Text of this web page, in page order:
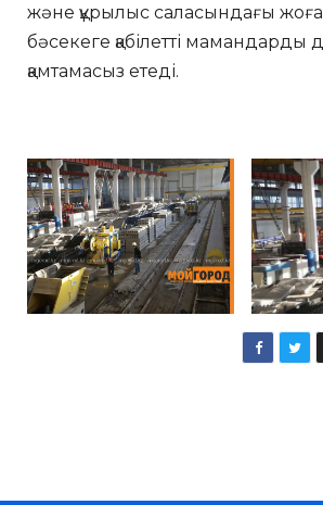
және құрылыс саласындағы
бәсекеге қабілетті мамандарды
қамтамасыз етеді.